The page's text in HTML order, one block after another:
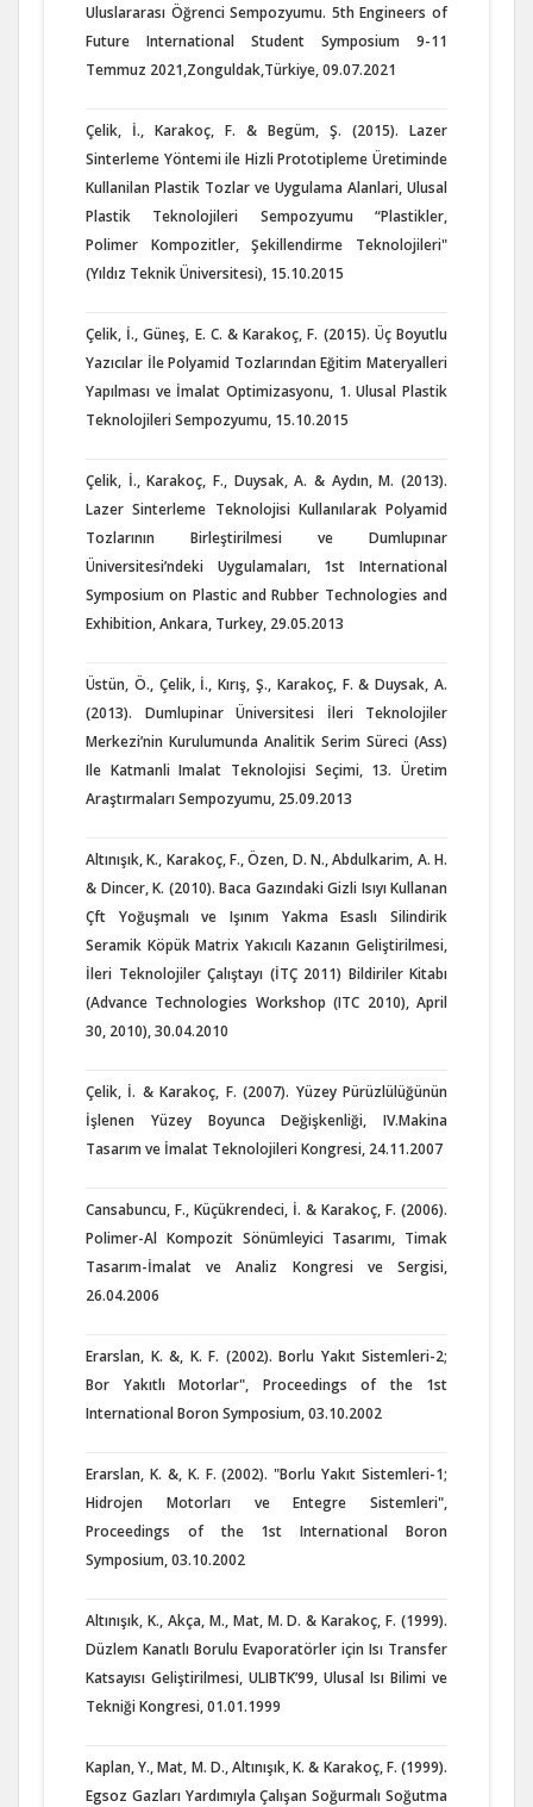
Uluslararası Öğrenci Sempozyumu. 5th Engineers of
Future International Student Symposium 9-11
Temmuz 2021,Zonguldak,Türkiye, 09.07.2021
Çelik, İ., Karakoç, F. & Begüm, Ş. (2015). Lazer
Sinterleme Yöntemi ile Hizli Prototipleme Üretiminde
Kullanilan Plastik Tozlar ve Uygulama Alanlari, Ulusal
Plastik Teknolojileri Sempozyumu “Plastikler,
Polimer Kompozitler, Şekillendirme Teknolojileri"
(Yıldız Teknik Üniversitesi), 15.10.2015
Çelik, İ., Güneş, E. C. & Karakoç, F. (2015). Üç Boyutlu
Yazıcılar İle Polyamid Tozlarından Eğitim Materyalleri
Yapılması ve İmalat Optimizasyonu, 1. Ulusal Plastik
Teknolojileri Sempozyumu, 15.10.2015
Çelik, İ., Karakoç, F., Duysak, A. & Aydın, M. (2013).
Lazer Sinterleme Teknolojisi Kullanılarak Polyamid
Tozlarının Birleştirilmesi ve Dumlupınar
Üniversitesi’ndeki Uygulamaları, 1st International
Symposium on Plastic and Rubber Technologies and
Exhibition, Ankara, Turkey, 29.05.2013
Üstün, Ö., Çelik, İ., Kırış, Ş., Karakoç, F. & Duysak, A.
(2013). Dumlupinar Üniversitesi İleri Teknolojiler
Merkezi’nin Kurulumunda Analitik Serim Süreci (Ass)
Ile Katmanli Imalat Teknolojisi Seçimi, 13. Üretim
Araştırmaları Sempozyumu, 25.09.2013
Altınışık, K., Karakoç, F., Özen, D. N., Abdulkarim, A. H.
& Dincer, K. (2010). Baca Gazındaki Gizli Isıyı Kullanan
Çft Yoğuşmalı ve Işınım Yakma Esaslı Silindirik
Seramik Köpük Matrix Yakıcılı Kazanın Geliştirilmesi,
İleri Teknolojiler Çalıştayı (İTÇ 2011) Bildiriler Kitabı
(Advance Technologies Workshop (ITC 2010), April
30, 2010), 30.04.2010
Çelik, İ. & Karakoç, F. (2007). Yüzey Pürüzlülüğünün
İşlenen Yüzey Boyunca Değişkenliği, IV.Makina
Tasarım ve İmalat Teknolojileri Kongresi, 24.11.2007
Cansabuncu, F., Küçükrendeci, İ. & Karakoç, F. (2006).
Polimer-Al Kompozit Sönümleyici Tasarımı, Timak
Tasarım-İmalat ve Analiz Kongresi ve Sergisi,
26.04.2006
Erarslan, K. &, K. F. (2002). Borlu Yakıt Sistemleri-2;
Bor Yakıtlı Motorlar", Proceedings of the 1st
International Boron Symposium, 03.10.2002
Erarslan, K. &, K. F. (2002). "Borlu Yakıt Sistemleri-1;
Hidrojen Motorları ve Entegre Sistemleri",
Proceedings of the 1st International Boron
Symposium, 03.10.2002
Altınışık, K., Akça, M., Mat, M. D. & Karakoç, F. (1999).
Düzlem Kanatlı Borulu Evaporatörler için Isı Transfer
Katsayısı Geliştirilmesi, ULIBTK’99, Ulusal Isı Bilimi ve
Tekniği Kongresi, 01.01.1999
Kaplan, Y., Mat, M. D., Altınışık, K. & Karakoç, F. (1999).
Egsoz Gazları Yardımıyla Çalışan Soğurmalı Soğutma